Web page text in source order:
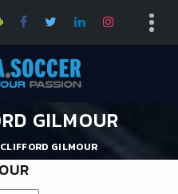
GILMOUR
GILMOUR